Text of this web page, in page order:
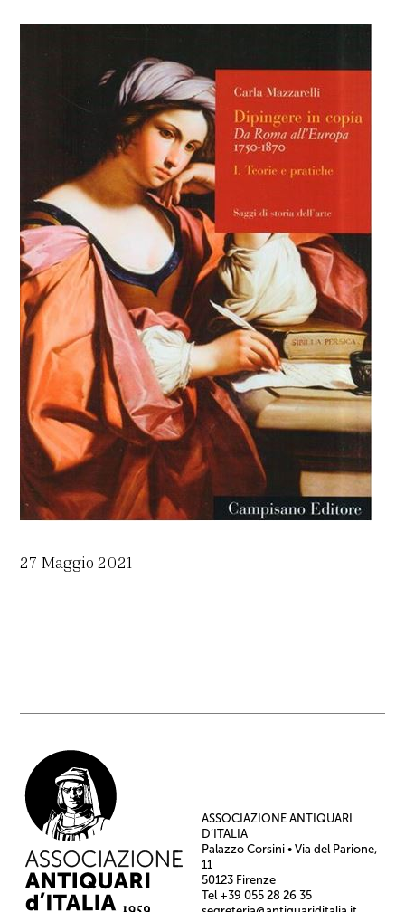
27 Maggio 2021
ASSOCIAZIONE ANTIQUARI
D’ITALIA
Palazzo Corsini • Via del Parione,
11
50123 Firenze
Tel +39 055 28 26 35